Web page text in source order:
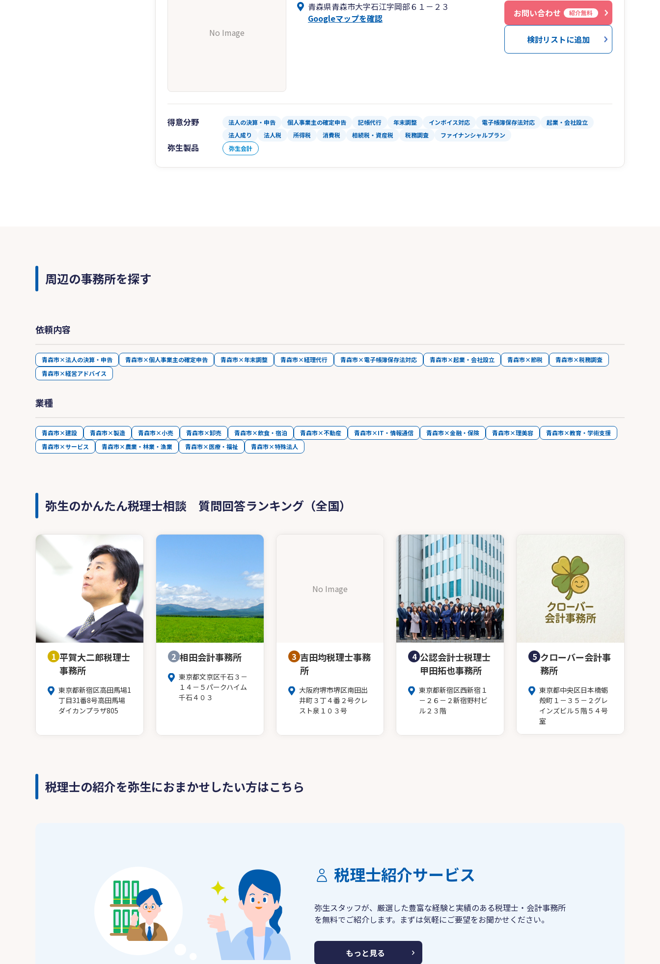
No Image
青森県青森市大字石江字岡部６１－２３
Googleマップを確認
お問い合わせ 紹介無料
検討リストに追加
得意分野 法人の決算・申告 個人事業主の確定申告 記帳代行 年末調整 インボイス対応 電子帳簿保存法対応
起業・会社設立
法人成り
法人税 所得税 消費税 相続税・資産税 税務調査 ファイナンシャルプラン
弥生製品 弥生会計
周辺の事務所を探す
依頼内容
青森市×法人の決算・申告 青森市×個人事業主の確定申告 青森市×年末調整 青森市×経理代行 青森市×電子帳簿保存法対応 青森市×起業・会社設立 青森市×節税
青森市×税務調査
青森市×経営アドバイス
業種
青森市×建設 青森市×製造 青森市×小売 青森市×卸売 青森市×飲食・宿泊 青森市×不動産 青森市×IT・情報通信 青森市×金融・保険 青森市×理美容
青森市×教育・学術支援
青森市×サービス
青森市×農業・林業・漁業 青森市×医療・福祉 青森市×特殊法人
弥生のかんたん税理士相談 質問回答ランキング（全国）
1 平賀大二郎税理士
事務所
東京都新宿区高田馬場1
丁目31番8号高田馬場
ダイカンプラザ805
2 相田会計事務所
東京都文京区千石３－
１４－５パークハイム
千石４０３
No Image
3 吉田均税理士事務
所
大阪府堺市堺区南田出
井町３丁４番２号クレ
スト泉１０３号
4 公認会計士税理士
甲田拓也事務所
東京都新宿区西新宿１
－２６－２新宿野村ビ
ル２３階
5 クローバー会計事
務所
東京都中央区日本橋蛎
殻町１－３５－２グレ
インズビル５階５４号
室
税理士の紹介を弥生におまかせしたい方はこちら
税理士紹介サービス
弥生スタッフが、厳選した豊富な経験と実績のある税理士・会計事務所
を無料でご紹介します。まずは気軽にご要望をお聞かせください。
もっと見る